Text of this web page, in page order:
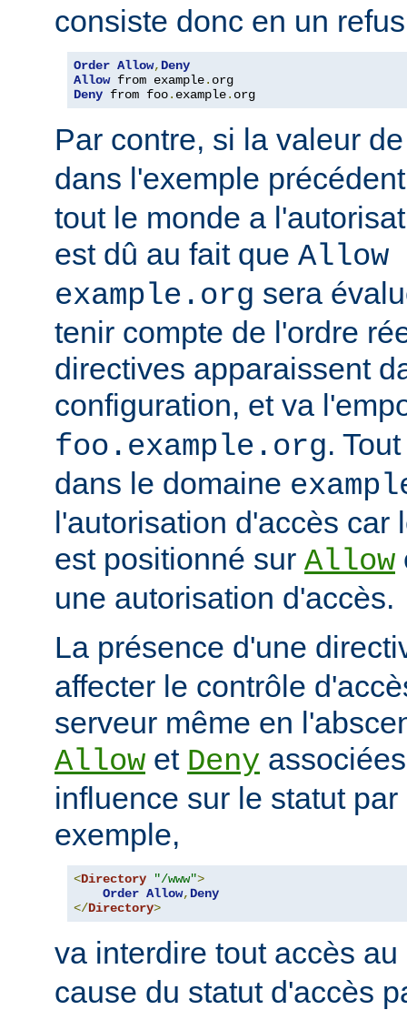
consiste donc en un
Order Allow, Deny
Allow from example.
Deny from foo. example. org
Par contre, si la valeur
dans l'exemple
tout le monde a
est dû au fait que Allow
example.org sera
tenir compte de l'ordre
directives apparaissent
configuration, et va
foo.example.org.
dans le domaine
l'autorisation d'accès car
est positionné sur Allow
une autorisation d'accès.
La présence d'une
affecter le contrôle
serveur même en
Allow et Deny
influence sur le statut
exemple,
<Directory "/www">
Order Allow, Deny
</Directory>
va interdire tout accès
cause du statut d'accès